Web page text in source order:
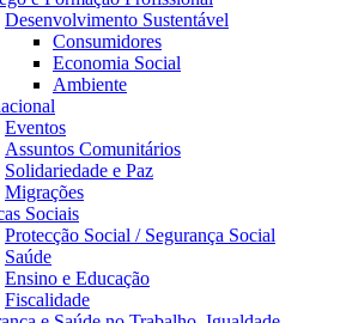
Desenvolvimento Sustentável
Consumidores
Economia Social
Ambiente
Eventos
Assuntos Comunitários
Solidariedade e Paz
Migrações
Sociais
Protecção Social / Segurança Social
Saúde
Ensino e Educação
Fiscalidade